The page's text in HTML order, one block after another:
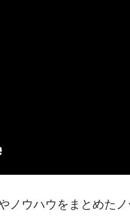
ノウハウをまとめた